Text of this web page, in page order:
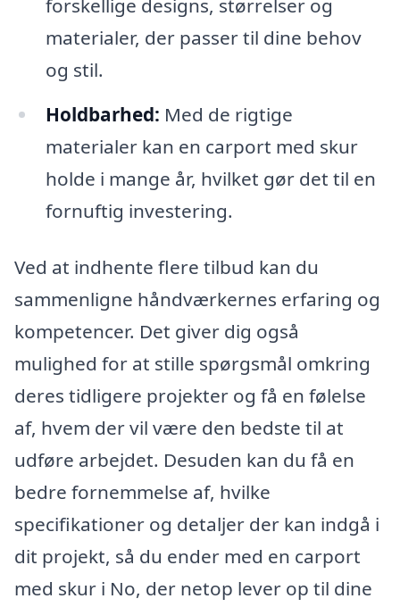
forskellige designs, størrelser og
materialer, der passer til dine behov
og stil.
Holdbarhed: Med de rigtige
materialer kan en carport med skur
holde i mange år, hvilket gør det til en
fornuftig investering.
Ved at indhente flere tilbud kan du
sammenligne håndværkernes erfaring og
kompetencer. Det giver dig også
mulighed for at stille spørgsmål omkring
deres tidligere projekter og få en følelse
af, hvem der vil være den bedste til at
udføre arbejdet. Desuden kan du få en
bedre fornemmelse af, hvilke
specifikationer og detaljer der kan indgå i
dit projekt, så du ender med en carport
med skur i No, der netop lever op til dine